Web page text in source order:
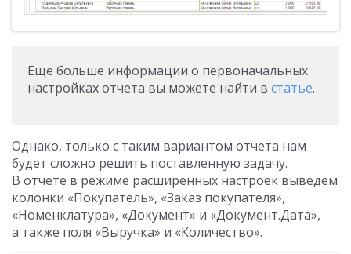
Еще больше информации о первоначальных
настройках отчета вы можете найти в статье.
Однако, только с таким вариантом отчета нам
будет сложно решить поставленную задачу.
В отчете в режиме расширенных настроек выведем
колонки «Покупатель», «Заказ покупателя»,
«Номенклатура», «Документ» и «Документ.Дата»,
а также поля «Выручка» и «Количество».